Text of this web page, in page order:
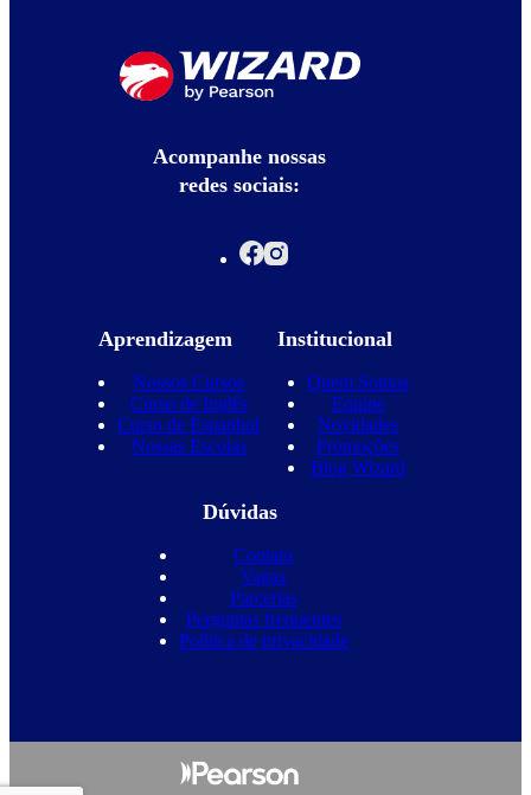
Acompanhe nossas
redes sociais:
Aprendizagem
Nossos Cursos
Curso de Inglês
Curso de Espanhol
Nossas Escolas
Institucional
Quem Somos
Equipe
Novidades
Promoções
Blog Wizard
Dúvidas
Contato
Vagas
Parcerias
Perguntas frequentes
Política de privacidade